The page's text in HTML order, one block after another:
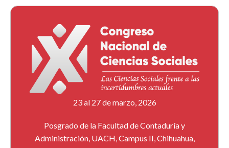
23 al 27 de marzo, 2026
Posgrado de la Facultad de Contaduría y
Administración, UACH, Campus II, Chihuahua,